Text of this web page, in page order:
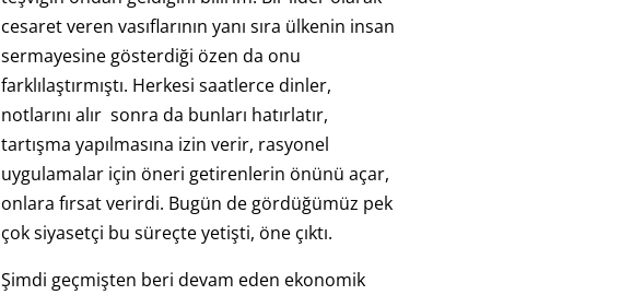
cesaret veren vasıflarının yanı sıra ülkenin insan
sermayesine gösterdiği özen da onu
farklılaştırmıştı. Herkesi saatlerce dinler,
notlarını alır sonra da bunları hatırlatır,
tartışma yapılmasına izin verir, rasyonel
uygulamalar için öneri getirenlerin önünü açar,
onlara fırsat verirdi. Bugün de gördüğümüz pek
çok siyasetçi bu süreçte yetişti, öne çıktı.
Şimdi geçmişten beri devam eden ekonomik